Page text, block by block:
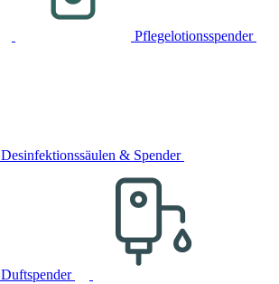
Pflegelotionsspender
Desinfektionssäulen & Spender
Duftspender